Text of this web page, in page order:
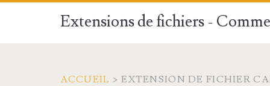
Extensions de fichiers -
ACCUEIL > EXTENSION DE FICHIER